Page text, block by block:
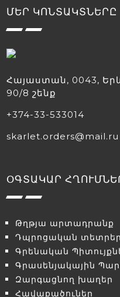
ՄԵՐ ԿՈՆՏԱԿՏՆԵՐԸ
Հայաստան, 0043,
90/8 շենք
+374-33-533014
skarlet.orders@mail.ru
ՕԳՏԱԿԱՐ
Թղթյա արտադրանք
Դպրոցական տետրեր
Գրենական
Գրասենյակային
Զարգացնող խաղեր
Հավաքածուներ